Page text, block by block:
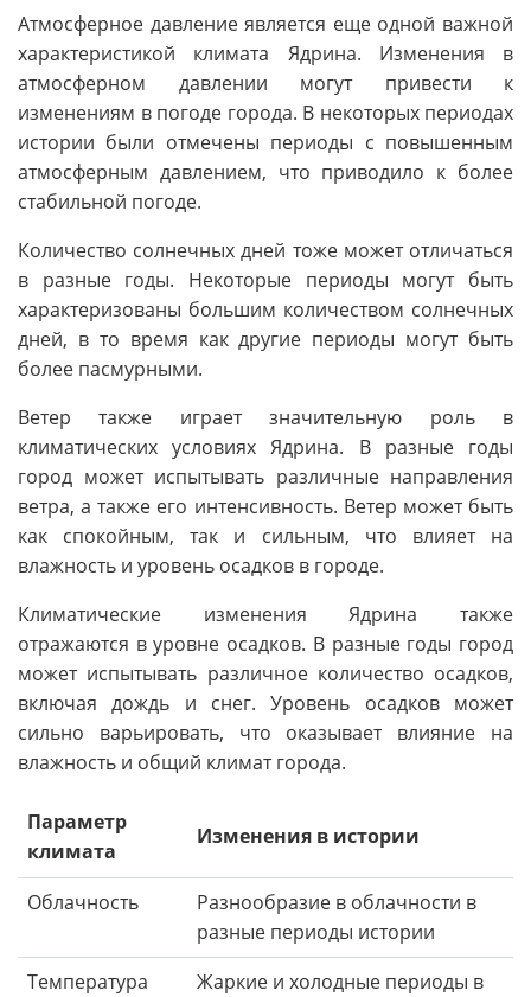
Атмосферное давление является еще одной важной
характеристикой климата Ядрина. Изменения в
атмосферном давлении могут привести к
изменениям в погоде города. В некоторых периодах
истории были отмечены периоды с повышенным
атмосферным давлением, что приводило к более
стабильной погоде.
Количество солнечных дней тоже может отличаться
в разные годы. Некоторые периоды могут быть
характеризованы большим количеством солнечных
дней, в то время как другие периоды могут быть
более пасмурными.
Ветер также играет значительную роль в
климатических условиях Ядрина. В разные годы
город может испытывать различные направления
ветра, а также его интенсивность. Ветер может быть
как спокойным, так и сильным, что влияет на
влажность и уровень осадков в городе.
Климатические изменения Ядрина также
отражаются в уровне осадков. В разные годы город
может испытывать различное количество осадков,
включая дождь и снег. Уровень осадков может
сильно варьировать, что оказывает влияние на
влажность и общий климат города.
Параметр
климата
Изменения в истории
Облачность
Разнообразие в облачности в
разные периоды истории
Температура
Жаркие и холодные периоды в